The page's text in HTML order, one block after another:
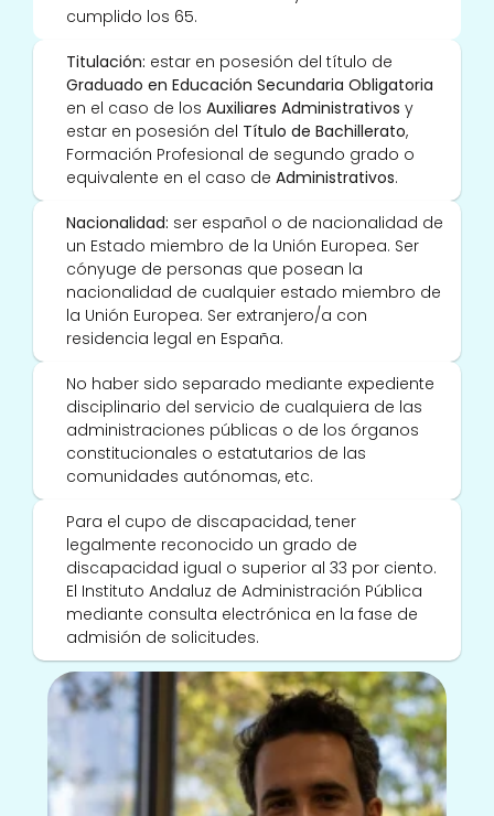
cumplido los 65.
Titulación: estar en posesión del título de
Graduado en Educación Secundaria Obligatoria
en el caso de los Auxiliares Administrativos y
estar en posesión del Título de Bachillerato,
Formación Profesional de segundo grado o
equivalente en el caso de Administrativos.
Nacionalidad: ser español o de nacionalidad de
un Estado miembro de la Unión Europea. Ser
cónyuge de personas que posean la
nacionalidad de cualquier estado miembro de
la Unión Europea. Ser extranjero/a con
residencia legal en España.
No haber sido separado mediante expediente
disciplinario del servicio de cualquiera de las
administraciones públicas o de los órganos
constitucionales o estatutarios de las
comunidades autónomas, etc.
Para el cupo de discapacidad, tener
legalmente reconocido un grado de
discapacidad igual o superior al 33 por ciento.
El Instituto Andaluz de Administración Pública
mediante consulta electrónica en la fase de
admisión de solicitudes.